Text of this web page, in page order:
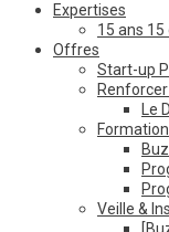
Expertises
15 ans 15
Offres
Start-up
Le
Formation
Veille &